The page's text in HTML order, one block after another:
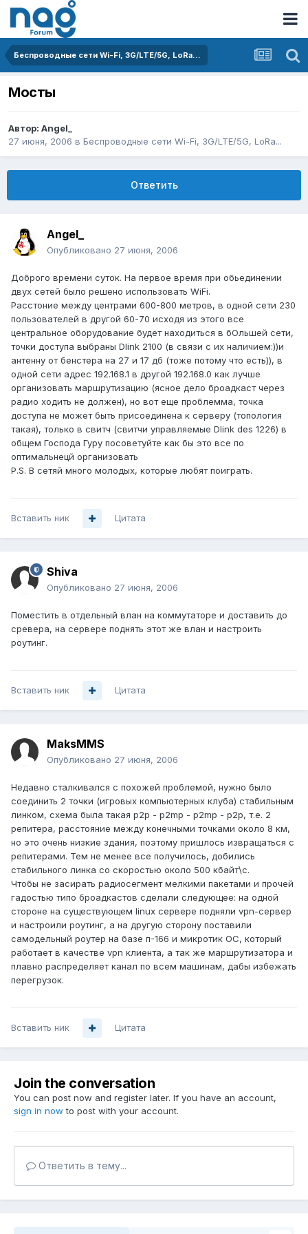
Беспроводные сети Wi-Fi, 3G/LTE/5G, LoRa...
Мосты
Автор: Angel_
27 июня, 2006 в Беспроводные сети Wi-Fi, 3G/LTE/5G, LoRa...
Ответить
Angel_
Опубликовано 27 июня, 2006
Доброго времени суток. На первое время при обьединении
двух сетей было решено использовать WiFi.
Расстоние между центрами 600-800 метров, в одной сети 230
пользователей в другой 60-70 исходя из этого все
центральное оборудование будет находиться в бОльшей сети,
точки доступа выбраны Dlink 2100 (в связи с их наличием:))и
антенну от бенстера на 27 и 17 дб (тоже потому что есть)), в
одной сети адрес 192.168.1 в другой 192.168.0 как лучше
организовать маршрутизацию (ясное дело броадкаст через
радио ходить не должен), но вот еще проблемма, точка
доступа не может быть присоединена к серверу (топология
такая), только в свитч (свитчи управляемые Dlink des 1226) в
общем Господа Гуру посоветуйте как бы это все по
оптимальнецй организовать
P.S. В сетяй много молодых, которые любят поиграть.
Вставить ник Цитата
Shiva
Опубликовано 27 июня, 2006
Поместить в отдельный влан на коммутаторе и доставить до
сревера, на сервере поднять этот же влан и настроить
роутинг.
Вставить ник Цитата
MaksMMS
Опубликовано 27 июня, 2006
Недавно сталкивался с похожей проблемой, нужно было
соединить 2 точки (игровых компьютерных клуба) стабильным
линком, схема была такая p2p - p2mp - p2mp - p2p, т.е. 2
репитера, расстояние между конечными точками около 8 км,
но это очень низкие здания, поэтому пришлось извращаться с
репитерами. Тем не менее все получилось, добились
стабильного линка со скоростью около 500 кбайт\с.
Чтобы не засирать радиосегмент мелкими пакетами и прочей
гадостью типо броадкастов сделали следующее: на одной
стороне на существующем linux сервере подняли vpn-сервер
и настроили роутинг, а на другую сторону поставили
самодельный роутер на базе п-166 и микротик ОС, который
работает в качестве vpn клиента, а так же маршрутизатора и
плавно распределяет канал по всем машинам, дабы избежать
перегрузок.
Вставить ник Цитата
Join the conversation
You can post now and register later. If you have an account,
sign in now to post with your account.
Ответить в тему...